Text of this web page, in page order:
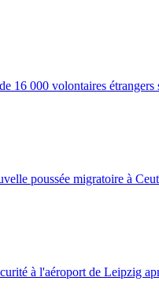
16 000 volontaires étrangers
poussée migratoire à
à l'aéroport de Leipzig